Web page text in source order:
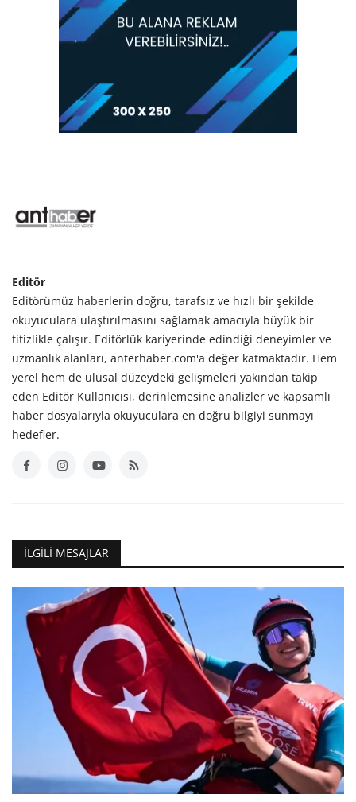
Editör
Editörümüz haberlerin doğru, tarafsız ve hızlı bir şekilde
okuyuculara ulaştırılmasını sağlamak amacıyla büyük bir
titizlikle çalışır. Editörlük kariyerinde edindiği deneyimler ve
uzmanlık alanları, anterhaber.com'a değer katmaktadır. Hem
yerel hem de ulusal düzeydeki gelişmeleri yakından takip
eden Editör Kullanıcısı, derinlemesine analizler ve kapsamlı
haber dosyalarıyla okuyuculara en doğru bilgiyi sunmayı
hedefler.
İLGILI MESAJLAR